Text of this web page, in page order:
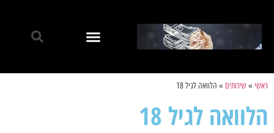
ראשי »שירותים » הלוואה לגיל 18
הלוואה לגיל 18